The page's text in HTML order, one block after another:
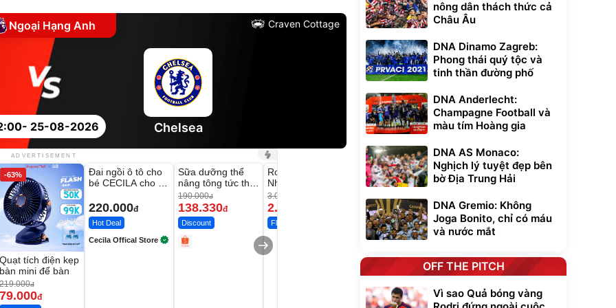
Ngoại Hạng Anh Craven Cottage
- 25-08-2026 Chelsea
ADVERTISEMENT
-63%
Quạt tích điện kẹp
bàn mini để bàn
219.000đ
79.000đ
Đai ngồi ô tô cho
bé CECILA cho bé
220.000đ
Hot Deal
Cecila Offical Store
-27%
Sữa dưỡng thể
nâng tông tức thì
Vaseline Body
190.000đ
138.330đ
Discount
Robot Hút Bụi Lau
Nhà - D2-001 -
Thông Minh
3.000.000
2.200.000
Flash Sale
Unmute
Vali Bamozo
Khung Nhôm
20/24/28 Cao Cấp
825.000đ
Flash Sale
Lót ghế ôtô, nâng
lưng chống nóng
trong di chuyển
295.000 đ
nông dân thách thức cả
Châu Âu
DNA Dinamo Zagreb:
Phong thái quý tộc và
tinh thần đường phố
DNA Anderlecht:
Champagne Football và
màu tím Hoàng gia
DNA AS Monaco:
Nghịch lý tuyệt đẹp bên
bờ Địa Trung Hải
DNA Gremio: Không
Joga Bonito, chỉ có máu
và nước mắt
OFF THE PITCH
Vì sao Quả bóng vàng